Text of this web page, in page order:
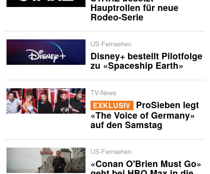
Hauptrollen für neue
Rodeo-Serie
US-Fernsehen
Disney+ bestellt Pilotfolge
zu «Spaceship Earth»
TV-News
EXKLUSIV ProSieben legt
«The Voice of Germany»
auf den Samstag
US-Fernsehen
«Conan O'Brien Must Go»